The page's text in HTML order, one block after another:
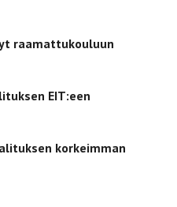
raamattukouluun
EIT:een
korkeimman